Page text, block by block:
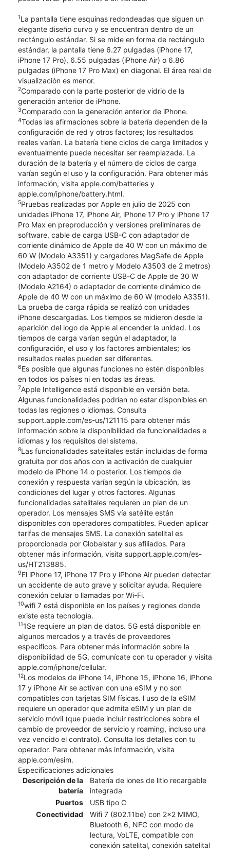
1La pantalla tiene esquinas redondeadas que siguen un
elegante diseño curvo y se encuentran dentro de un
rectángulo estándar. Si se mide en forma de rectángulo
estándar, la pantalla tiene 6.27 pulgadas (iPhone 17,
iPhone 17 Pro), 6.55 pulgadas (iPhone Air) o 6.86
pulgadas (iPhone 17 Pro Max) en diagonal. El área real de
visualización es menor.
2Comparado con la parte posterior de vidrio de la
generación anterior de iPhone.
3Comparado con la generación anterior de iPhone.
4Todas las afirmaciones sobre la batería dependen de la
configuración de red y otros factores; los resultados
reales varían. La batería tiene ciclos de carga limitados y
eventualmente puede necesitar ser reemplazada. La
duración de la batería y el número de ciclos de carga
varían según el uso y la configuración. Para obtener más
información, visita apple.com/batteries y
apple.com/iphone/battery.html.
5Pruebas realizadas por Apple en julio de 2025 con
unidades iPhone 17, iPhone Air, iPhone 17 Pro y iPhone 17
Pro Max en preproducción y versiones preliminares de
software, cable de carga USB-C con adaptador de
corriente dinámico de Apple de 40 W con un máximo de
60 W (Modelo A3351) y cargadores MagSafe de Apple
(Modelo A3502 de 1 metro y Modelo A3503 de 2 metros)
con adaptador de corriente USB-C de Apple de 30 W
(Modelo A2164) o adaptador de corriente dinámico de
Apple de 40 W con un máximo de 60 W (modelo A3351).
La prueba de carga rápida se realizó con unidades
iPhone descargadas. Los tiempos se midieron desde la
aparición del logo de Apple al encender la unidad. Los
tiempos de carga varían según el adaptador, la
configuración, el uso y los factores ambientales; los
resultados reales pueden ser diferentes.
6Es posible que algunas funciones no estén disponibles
en todos los países ni en todas las áreas.
7Apple Intelligence está disponible en versión beta.
Algunas funcionalidades podrían no estar disponibles en
todas las regiones o idiomas. Consulta
support.apple.com/es-us/121115 para obtener más
información sobre la disponibilidad de funcionalidades e
idiomas y los requisitos del sistema.
8Las funcionalidades satelitales están incluidas de forma
gratuita por dos años con la activación de cualquier
modelo de iPhone 14 o posterior. Los tiempos de
conexión y respuesta varían según la ubicación, las
condiciones del lugar y otros factores. Algunas
funcionalidades satelitales requieren un plan de un
operador. Los mensajes SMS vía satélite están
disponibles con operadores compatibles. Pueden aplicar
tarifas de mensajes SMS. La conexión satelital es
proporcionada por Globalstar y sus afiliados. Para
obtener más información, visita support.apple.com/es-
us/HT213885.
9El iPhone 17, iPhone 17 Pro y iPhone Air pueden detectar
un accidente de auto grave y solicitar ayuda. Requiere
conexión celular o llamadas por Wi-Fi.
10wifi 7 está disponible en los países y regiones donde
existe esta tecnología.
111Se requiere un plan de datos. 5G está disponible en
algunos mercados y a través de proveedores
específicos. Para obtener más información sobre la
disponibilidad de 5G, comunícate con tu operador y visita
apple.com/iphone/cellular.
12Los modelos de iPhone 14, iPhone 15, iPhone 16, iPhone
17 y iPhone Air se activan con una eSIM y no son
compatibles con tarjetas SIM físicas. l uso de la eSIM
requiere un operador que admita eSIM y un plan de
servicio móvil (que puede incluir restricciones sobre el
cambio de proveedor de servicio y roaming, incluso una
vez vencido el contrato). Consulta los detalles con tu
operador. Para obtener más información, visita
apple.com/esim.
Especificaciones adicionales
Descripción de la
batería
Batería de iones de litio recargable
integrada
Puertos
USB tipo C
Conectividad
Wifi 7 (802.11be) con 2x2 MIMO,
Bluetooth 6, NFC con modo de
lectura, VoLTE, compatible con
conexión satelital, conexión satelital